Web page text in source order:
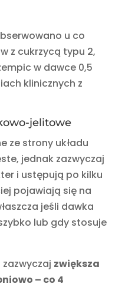
u co
z cukrzycą typu 2,
w dawce 0,5
klinicznych z
jelitowe
ze strony układu
jednak zazwyczaj
i ustępują po kilku
pojawiają się na
jeśli dawka
lub gdy stosuje
zwiększa
– co 4